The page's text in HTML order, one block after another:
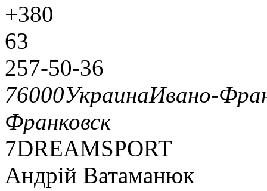
+380
63
257-50-36
76000УкраинаИвано-
Франковск
7DREAMSPORT
Андрій Ватаманюк